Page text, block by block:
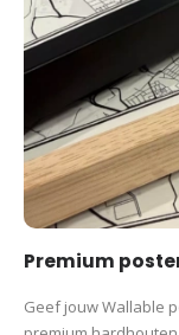
Premium
Geef jouw Wallable